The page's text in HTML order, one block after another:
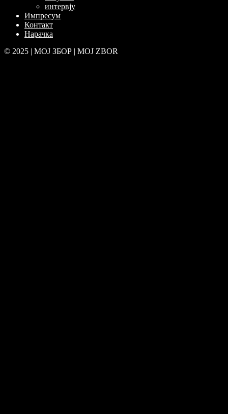
интервју
Импресум
Контакт
Нарачка
© 2025 | МОЈ ЗБОР | MOJ ZBOR